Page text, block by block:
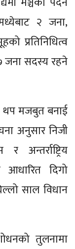
२ जना,
प्रतिनिधित्व
जना सदस्य रहने
थप मजबुत बनाई
अनुसार निजी
अन्तर्राष्ट्रिय
आधारित दिगो
साल विधान
तुलनामा